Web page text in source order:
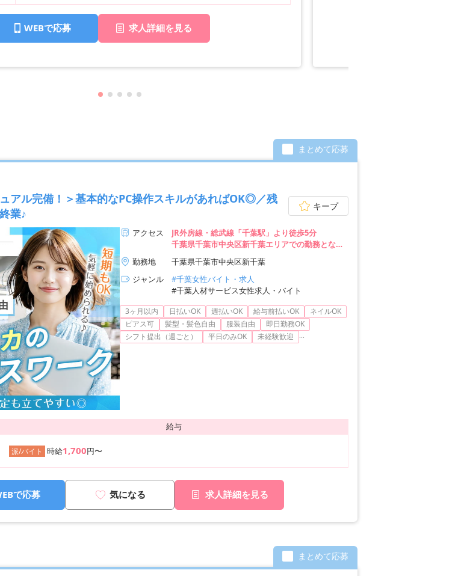
WEBで応募 求人詳細を見る
まとめて応募
アル完備！＞基本的なPC操作スキルがあればOK◎／残
業♪
キープ
アクセス
JR外房線・総武線「千葉駅」より徒歩5分
千葉県千葉市中央区新千葉エリアでの勤務となり
ます
勤務地
千葉県千葉市中央区新千葉
ジャンル
#千葉女性バイト・求人
#千葉人材サービス女性求人・バイト
3ヶ月以内 日払いOK 週払いOK 給与前払いOK
ネイルOK
ピアス可
髪型・髪色自由 服装自由
即日勤務OK
シフト提出（週ごと）
平日のみOK 未経験歓迎
給与
派/バイト 時給1,700円〜
で応募 気になる 求人詳細を見る
まとめて応募